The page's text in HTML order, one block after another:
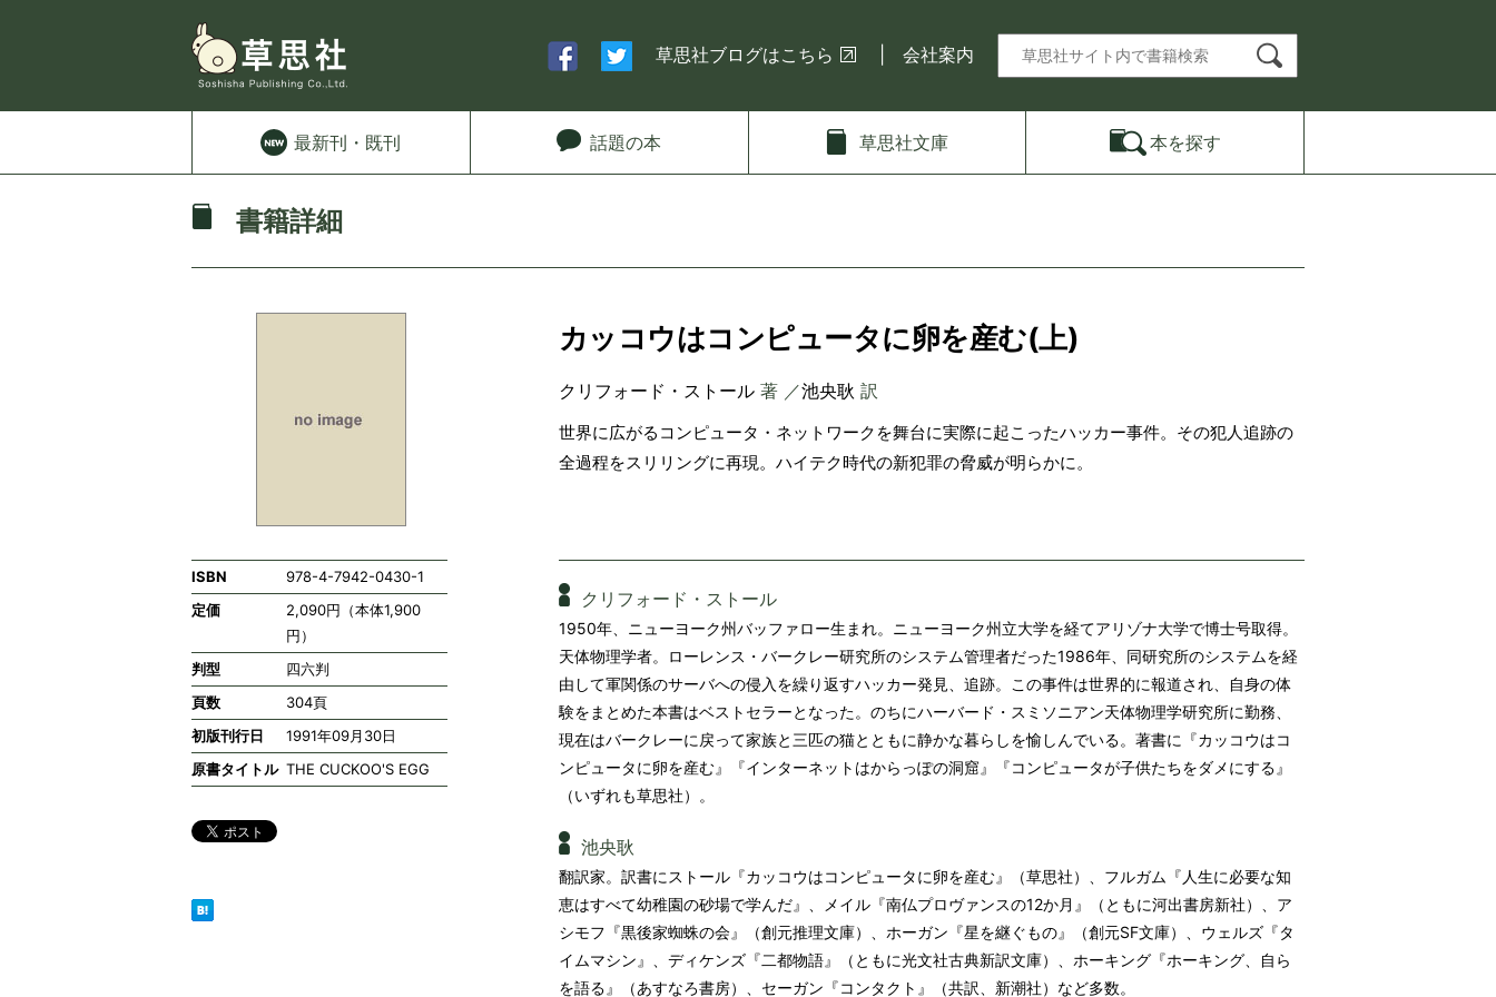
草思社ブログはこちら 会社案内
最新刊 ・既刊 話題の本 草思社文庫 本を探す
書籍詳細
カッコウはコンピュータに卵を産む(上)
クリフォード・ストール 著 ／池央耿 訳
世界に広がるコンピュータ・ネットワークを舞台に実際に起こったハッカー事件。その犯人追跡の
全過程をスリリングに再現。ハイテク時代の新犯罪の脅威が明らかに。
ISBN
978-4-7942-0430-1
定価
2,090円（本体1,900
円）
判型
四六判
頁数
304頁
初版刊行日
1991年09月30日
原書タイトル THE CUCKOO'S EGG
クリフォード・ストール
1950年、ニューヨーク州バッファロー生まれ。ニューヨーク州立大学を経てアリゾナ大学で博士号取得。
天体物理学者。ローレンス・バークレー研究所のシステム管理者だった1986年、同研究所のシステムを経
由して軍関係のサーバへの侵入を繰り返すハッカー発見、追跡。この事件は世界的に報道され、自身の体
験をまとめた本書はベストセラーとなった。のちにハーバード・スミソニアン天体物理学研究所に勤務、
現在はバークレーに戻って家族と三匹の猫とともに静かな暮らしを愉しんでいる。著書に『カッコウはコ
ンピュータに卵を産む』『インターネットはからっぽの洞窟』『コンピュータが子供たちをダメにする』
（いずれも草思社）。
池央耿
翻訳家。訳書にストール『カッコウはコンピュータに卵を産む』（草思社）、フルガム『人生に必要な知
恵はすべて幼稚園の砂場で学んだ』、メイル『南仏プロヴァンスの12か月』（ともに河出書房新社）、ア
シモフ『黒後家蜘蛛の会』（創元推理文庫）、ホーガン『星を継ぐもの』（創元SF文庫）、ウェルズ『タ
イムマシン』、ディケンズ『二都物語』（ともに光文社古典新訳文庫）、ホーキング『ホーキング、自ら
を語る』（あすなろ書房）、セーガン『コンタクト』（共訳、新潮社）など多数。